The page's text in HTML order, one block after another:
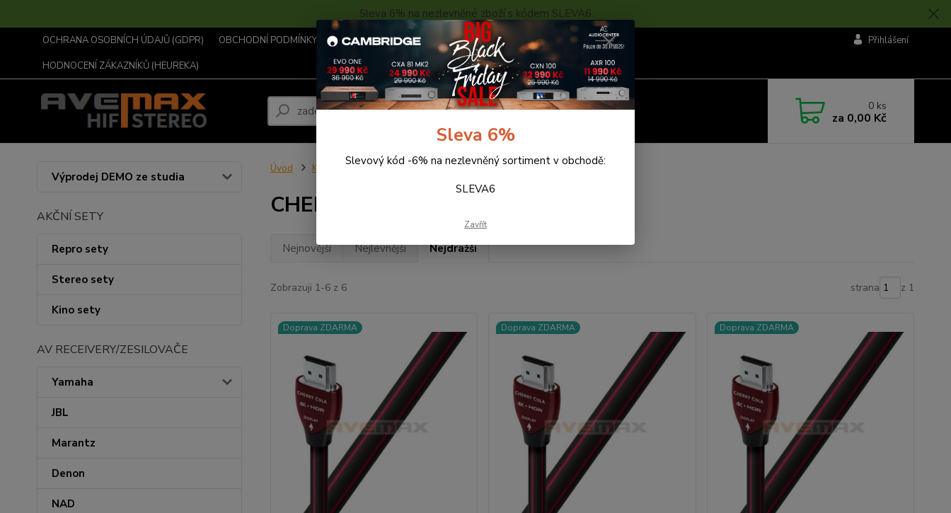
Sleva 6% na nezlevněné zboží s kódem SLEVA6
OCHRANA OSOBNÍCH ÚDAJŮ (GDPR) OBCHODNÍ PODMÍNKY ... KONTAKTY O NÁS
POPTÁVKA ZBOŽÍ - KALKULACE
HODNOCENÍ ZÁKAZNÍKŮ (HEUREKA)
Přihlášení
Hledat 0 ks
za 0,00 Kč
Výprodej DEMO ze studia
AKČNÍ SETY
Repro sety
Stereo sety
Kino sety
AV RECEIVERY/ZESILOVAČE
Yamaha
JBL
Marantz
Denon
NAD
Úvod Kabely AUDIOQUEST HDMI CHERRY COLA
CHERRY COLA
Nejnovější Nejlevnější Nejdražší
Zobrazuji 1-6 z 6 strana z 1
Doprava ZDARMA Doprava ZDARMA Doprava ZDARMA
Sleva 6%
Slevový kód -6% na nezlevněný sortiment v obchodě:
SLEVA6
Zavřít